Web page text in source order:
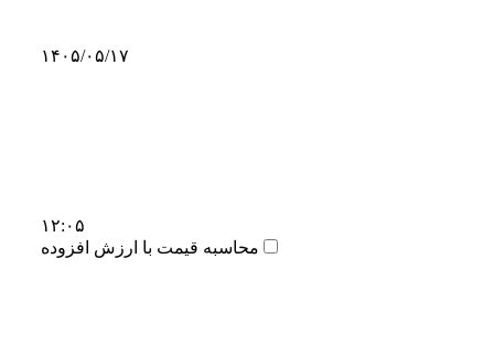
۱۴۰۵/۰۵/۱۷
۱۲:۰۵
محاسبه قیمت با ارزش افزوده